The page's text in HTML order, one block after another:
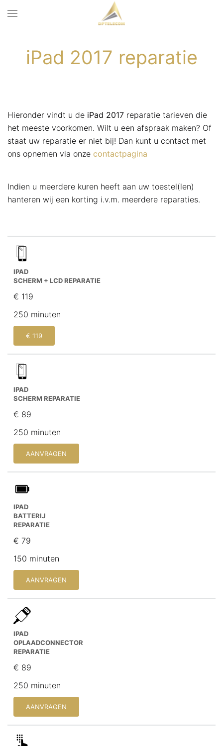
iPad 2017 reparatie
Hieronder vindt u de iPad 2017 reparatie tarieven die
het meeste voorkomen. Wilt u een afspraak maken? Of
staat uw reparatie er niet bij! Dan kunt u contact met
ons opnemen via onze contactpagina
Indien u meerdere kuren heeft aan uw toestel(len)
hanteren wij een korting i.v.m. meerdere reparaties.
IPAD
SCHERM + LCD REPARATIE
€ 119
250 minuten
€ 119
IPAD
SCHERM REPARATIE
€ 89
250 minuten
AANVRAGEN
IPAD
BATTERIJ
REPARATIE
€ 79
150 minuten
AANVRAGEN
IPAD
OPLAADCONNECTOR
REPARATIE
€ 89
250 minuten
AANVRAGEN